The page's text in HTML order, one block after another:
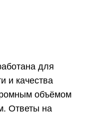
для
и качества
объёмом
Ответы на